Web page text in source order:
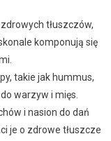
tłuszczów,
komponują się
takie jak hummus,
warzyw i mięs.
i nasion do dań
je o zdrowe tłuszcze